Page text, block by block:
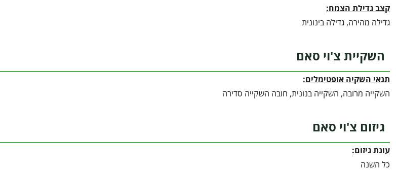
קצב גדילת הצמח:
גדילה מהירה, גדילה בינונית
השקיית צ'וי סאם
תנאי השקיה אופטימלים:
השקייה מרובה, השקייה בנונית, חובה השקייה סדירה
גיזום צ'וי סאם
עונת גיזום:
כל השנה